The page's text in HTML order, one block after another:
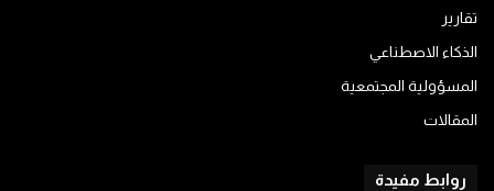
تقارير
الذكاء الاصطناعي
المسؤولية المجتمعية
المقالات
روابط مفيدة